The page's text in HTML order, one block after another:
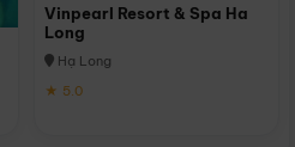
Vinpearl Resort & Spa Ha
Long
Hạ Long
★ 5.0